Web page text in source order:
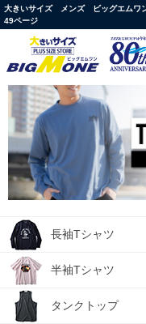
大きいサイズ メンズ ビッグエムワ
49ページ
長袖Tシャツ
半袖Tシャツ
タンクトップ